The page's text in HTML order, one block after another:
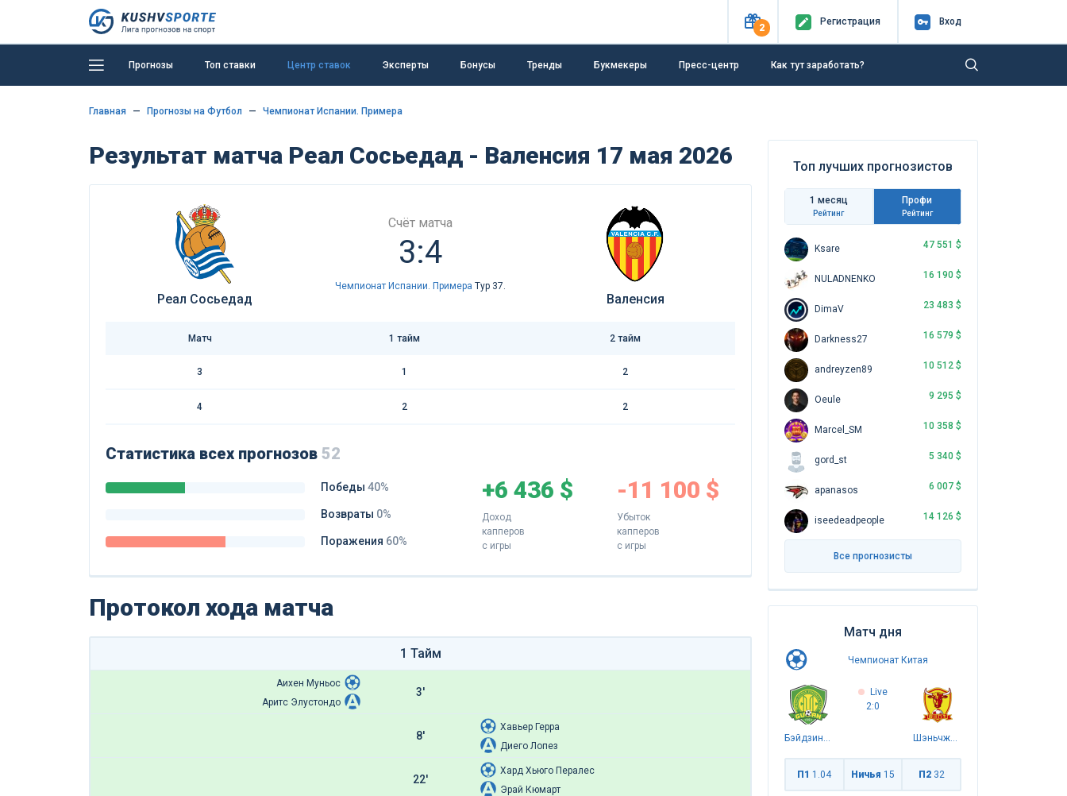
2
Регистрация Вход
Прогнозы Топ ставки Центр ставок Эксперты Бонусы Тренды Букмекеры Пресс-центр Как тут заработать?
Главная Прогнозы на Футбол Чемпионат Испании. Примера
Результат матча Реал Сосьедад - Валенсия 17 мая 2026
Реал Сосьедад
Счёт матча
3:4
Чемпионат Испании. Примера Тур 37.
Валенсия
Матч 1 тайм 2 тайм
3 1 2
4 2 2
Статистика всех прогнозов 52
Победы 40%
Возвраты 0%
Поражения 60%
+6 436 $
Доход
капперов
с игры
-11 100 $
Убыток
капперов
с игры
Протокол хода матча
1 Тайм
Аихен Муньос
Аритс Элустондо
3'
8'
Хавьер Герра
Диего Лопез
22'
Хард Хьюго Пералес
Эрай Кюмарт
Топ лучших прогнозистов
1 месяц
Рейтинг
Профи
Рейтинг
Ksare 47 551 $
NULADNENKO 16 190 $
DimaV 23 483 $
Darkness27 16 579 $
andreyzen89 10 512 $
Oeule 9 295 $
Marcel_SM 10 358 $
gord_st 5 340 $
apanasos 6 007 $
iseedeadpeople 14 126 $
Все прогнозисты
Матч дня
Чемпионат Китая
Бэйдзин Гоань
Live
2:0
Шэньчжэнь Пэн Сити
П1 1.04 Ничья 15 П2 32